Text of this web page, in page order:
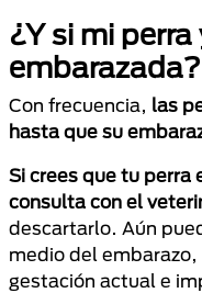
¿Y si mi
embarazada?
Con frecuencia, las
hasta que su
Si crees que tu perra
consulta con el
descartarlo. Aún
medio del
gestación actual e